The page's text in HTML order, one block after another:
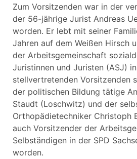
Zum Vorsitzenden war in der
der 56-jährige Jurist Andreas
worden. Er lebt mit seiner
Jahren auf dem Weißen Hirsch
der Arbeitsgemeinschaft
Juristinnen und Juristen (ASJ)
stellvertretenden Vorsitzenden
der politischen Bildung tätige
Staudt (Loschwitz) und der
Orthopädietechniker Christoph
auch Vorsitzender der
Selbständigen in der SPD
worden.